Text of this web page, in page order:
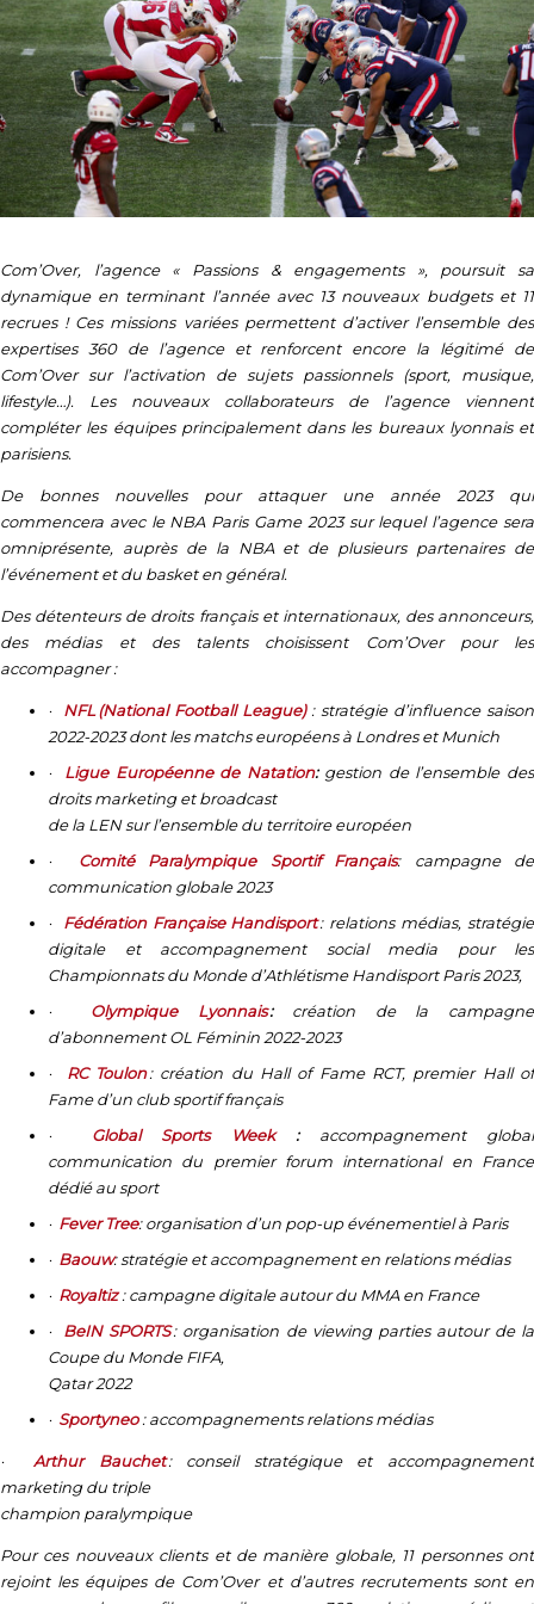
Com’Over, l’agence « Passions & engagements », poursuit sa
dynamique en terminant l’année avec 13 nouveaux budgets et 11
recrues ! Ces missions variées permettent d’activer l’ensemble des
expertises 360 de l’agence et renforcent encore la légitimé de
Com’Over sur l’activation de sujets passionnels (sport, musique,
lifestyle…). Les nouveaux collaborateurs de l’agence viennent
compléter les équipes principalement dans les bureaux lyonnais et
parisiens.
De bonnes nouvelles pour attaquer une année 2023 qui
commencera avec le NBA Paris Game 2023 sur lequel l’agence sera
omniprésente, auprès de la NBA et de plusieurs partenaires de
l’événement et du basket en général.
Des détenteurs de droits français et internationaux, des annonceurs,
des médias et des talents choisissent Com’Over pour les
accompagner :
· NFL (National Football League) : stratégie d’influence saison
2022-2023 dont les matchs européens à Londres et Munich
· Ligue Européenne de Natation: gestion de l’ensemble des
droits marketing et broadcast
de la LEN sur l’ensemble du territoire européen
· Comité Paralympique Sportif Français: campagne de
communication globale 2023
· Fédération Française Handisport: relations médias, stratégie
digitale et accompagnement social media pour les
Championnats du Monde d’Athlétisme Handisport Paris 2023,
· Olympique Lyonnais:création de la campagne
d’abonnement OL Féminin 2022-2023
· RC Toulon: création du Hall of Fame RCT, premier Hall of
Fame d’un club sportif français
· Global Sports Week : accompagnement global
communication du premier forum international en France
dédié au sport
· Fever Tree: organisation d’un pop-up événementiel à Paris
· Baouw: stratégie et accompagnement en relations médias
· Royaltiz: campagne digitale autour du MMA en France
· BeIN SPORTS: organisation de viewing parties autour de la
Coupe du Monde FIFA,
Qatar 2022
· Sportyneo: accompagnements relations médias
·Arthur Bauchet: conseil stratégique et accompagnement
marketing du triple
champion paralympique
Pour ces nouveaux clients et de manière globale, 11 personnes ont
rejoint les équipes de Com’Over et d’autres recrutements sont en